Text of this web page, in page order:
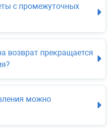
с промежуточных
возврат прекращается
можно